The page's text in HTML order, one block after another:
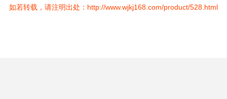
如若转载，请注明出处：http://www.wjkj168.com/product/528.html